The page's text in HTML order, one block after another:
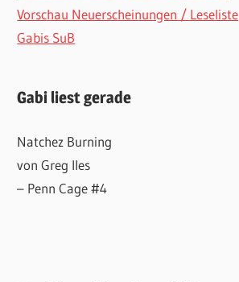
Vorschau Neuerscheinungen / Leseliste
Gabis SuB
Gabi liest gerade
Natchez Burning
von Greg Iles
– Penn Cage #4